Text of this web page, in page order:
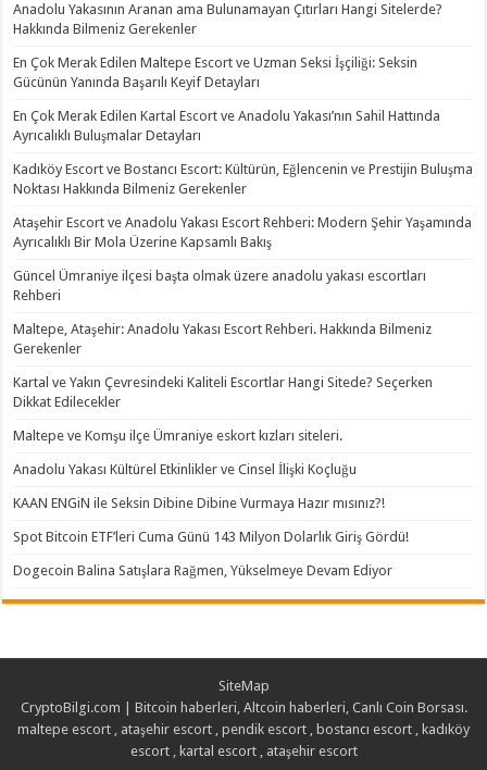
Anadolu Yakasının Aranan ama Bulunamayan Çıtırları Hangi Sitelerde?
Hakkında Bilmeniz Gerekenler
En Çok Merak Edilen Maltepe Escort ve Uzman Seksi İşçiliği: Seksin
Gücünün Yanında Başarılı Keyif Detayları
En Çok Merak Edilen Kartal Escort ve Anadolu Yakası’nın Sahil Hattında
Ayrıcalıklı Buluşmalar Detayları
Kadıköy Escort ve Bostancı Escort: Kültürün, Eğlencenin ve Prestijin Buluşma
Noktası Hakkında Bilmeniz Gerekenler
Ataşehir Escort ve Anadolu Yakası Escort Rehberi: Modern Şehir Yaşamında
Ayrıcalıklı Bir Mola Üzerine Kapsamlı Bakış
Güncel Ümraniye ilçesi başta olmak üzere anadolu yakası escortları
Rehberi
Maltepe, Ataşehir: Anadolu Yakası Escort Rehberi. Hakkında Bilmeniz
Gerekenler
Kartal ve Yakın Çevresindeki Kaliteli Escortlar Hangi Sitede? Seçerken
Dikkat Edilecekler
Maltepe ve Komşu ilçe Ümraniye eskort kızları siteleri.
Anadolu Yakası Kültürel Etkinlikler ve Cinsel İlişki Koçluğu
KAAN ENGiN ile Seksin Dibine Dibine Vurmaya Hazır mısınız?!
Spot Bitcoin ETF’leri Cuma Günü 143 Milyon Dolarlık Giriş Gördü!
Dogecoin Balina Satışlara Rağmen, Yükselmeye Devam Ediyor
SiteMap
CryptoBilgi.com | Bitcoin haberleri, Altcoin haberleri, Canlı Coin Borsası.
maltepe escort , ataşehir escort , pendik escort , bostancı escort , kadıköy
escort, kartal escort, ataşehir escort